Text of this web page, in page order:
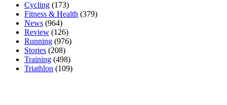
Cycling (173)
Fitness & Health (379)
News (964)
Review (126)
Running (976)
Stories (208)
Training (498)
Triathlon (109)